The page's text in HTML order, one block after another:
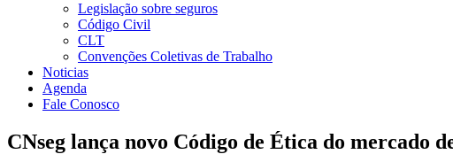
Legislação sobre seguros
Código Civil
CLT
Convenções Coletivas de Trabalho
Noticias
Agenda
Fale Conosco
CNseg lança novo Código de Ética do mercado